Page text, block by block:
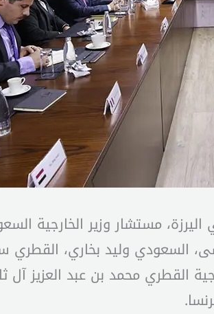
مستشار وزير الخارجية
السعودي وليد بخاري،
القطري محمد بن عبد العزيز